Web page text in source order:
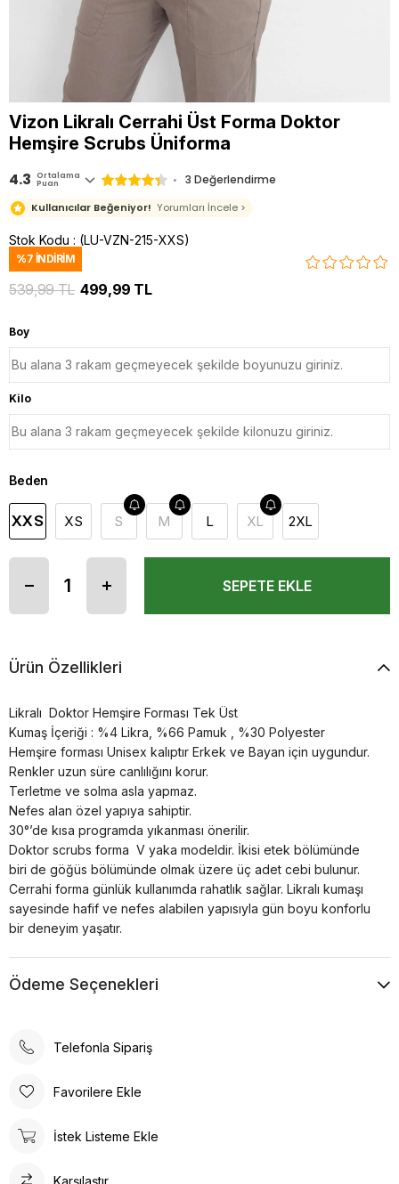
Vizon Likralı Cerrahi Üst Forma Doktor
Hemşire Scrubs Üniforma
4.3 Ortalama
Puan 3 Değerlendirme
Kullanıcılar Beğeniyor! Yorumları İncele >
Stok Kodu (LU-VZN-215-XXS)
%7 İNDIRIM
539,99 TL 499,99 TL
Boy
Kilo
Beden
XXS XS S M L XL 2XL
Ürün Özellikleri
Likralı Doktor Hemşire Forması Tek Üst
Kumaş İçeriği : %4 Likra, %66 Pamuk , %30 Polyester
Hemşire forması Unisex kalıptır Erkek ve Bayan için uygundur.
Renkler uzun süre canlılığını korur.
Terletme ve solma asla yapmaz.
Nefes alan özel yapıya sahiptir.
30°’de kısa programda yıkanması önerilir.
Doktor scrubs forma V yaka modeldir. İkisi etek bölümünde
biri de göğüs bölümünde olmak üzere üç adet cebi bulunur.
Cerrahi forma günlük kullanımda rahatlık sağlar. Likralı kumaşı
sayesinde hafif ve nefes alabilen yapısıyla gün boyu konforlu
bir deneyim yaşatır.
Ödeme Seçenekleri
Telefonla Sipariş
Favorilere Ekle
İstek Listeme Ekle
Karşılaştır